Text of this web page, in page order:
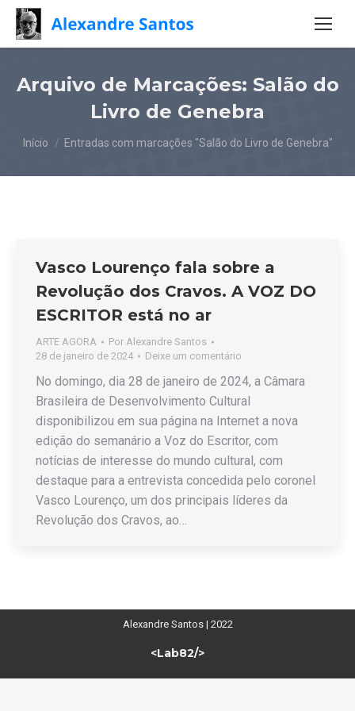
Arquivo de Marcações: Salão do
Livro de Genebra
Você está aqui:
Início Entradas com marcações "Salão do Livro de Genebra"
Vasco Lourenço fala sobre a
Revolução dos Cravos. A VOZ DO
ESCRITOR está no ar
ARTE AGORA Por Alexandre Santos
28 de janeiro de 2024
Deixe um comentário
No domingo, dia 28 de janeiro de 2024, a Câmara
Brasileira de Desenvolvimento Cultural
disponibilizou em sua página na Internet a nova
edição do semanário a Voz do Escritor, com
notícias de interesse do mundo cultural, com
destaque para a entrevista concedida pelo coronel
Vasco Lourenço, um dos principais líderes da
Revolução dos Cravos, ao…
Alexandre Santos | 2022
<Lab82/>